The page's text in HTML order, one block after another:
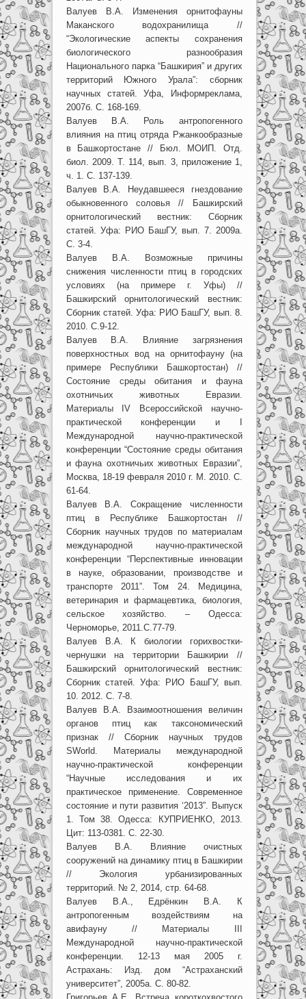
Валуев В.А. Изменения орнитофауны
Маканского водохранилища //
“Экологические аспекты сохранения
биологического разнообразия
Национального парка “Башкирия” и других
территорий Южного Урала”: сборник
научных статей. Уфа, Информреклама,
2007б. С. 168-169.
Валуев В.А. Роль антропогенного
влияния на птиц отряда Ржанкообразные
в Башкортостане // Бюл. МОИП. Отд.
биол. 2009. Т. 114, вып. 3, приложение 1,
ч. 1. С. 137-139.
Валуев В.А. Неудавшееся гнездование
обыкновенного соловья // Башкирский
орнитологический вестник: Сборник
статей. Уфа: РИО БашГУ, вып. 7. 2009а.
С. 3-4.
Валуев В.А. Возможные причины
снижения численности птиц в городских
условиях (на примере г. Уфы) //
Башкирский орнитологический вестник:
Сборник статей. Уфа: РИО БашГУ, вып. 8.
2010. С.9-12.
Валуев В.А. Влияние загрязнения
поверхностных вод на орнитофауну (на
примере Республики Башкортостан) //
Состояние среды обитания и фауна
охотничьих животных Евразии.
Материалы IV Всероссийской научно-
практической конференции и I
Международной научно-практической
конференции “Состояние среды обитания
и фауна охотничьих животных Евразии”,
Москва, 18-19 февраля 2010 г. М. 2010. С.
61-64.
Валуев В.А. Сокращение численности
птиц в Республике Башкортостан //
Сборник научных трудов по материалам
международной научно-практической
конференции “Перспективные инновации
в науке, образовании, производстве и
транспорте 2011”. Том 24. Медицина,
ветеринария и фармацевтика, биология,
сельское хозяйство. – Одесса:
Черноморье, 2011.С.77-79.
Валуев В.А. К биологии горихвостки-
чернушки на территории Башкирии //
Башкирский орнитологический вестник:
Сборник статей. Уфа: РИО БашГУ, вып.
10. 2012. С. 7-8.
Валуев В.А. Взаимоотношения величин
органов птиц как таксономический
признак // Сборник научных трудов
SWorld. Материалы международной
научно-практической конференции
“Научные исследования и их
практическое применение. Современное
состояние и пути развития ‘2013”. Выпуск
1. Том 38. Одесса: КУПРИЕНКО, 2013.
Цит: 113-0381. С. 22-30.
Валуев В.А. Влияние очистных
сооружений на динамику птиц в Башкирии
// Экология урбанизированных
территорий. № 2, 2014, стр. 64-68.
Валуев В.А., Едрёнкин В.А. К
антропогенным воздействиям на
авифауну // Материалы III
Международной научно-практической
конференции. 12-13 мая 2005 г.
Астрахань: Изд. дом “Астраханский
университет”, 2005а. С. 80-82.